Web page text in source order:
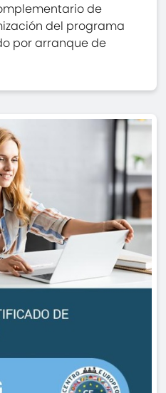
de
del programa
por arranque de